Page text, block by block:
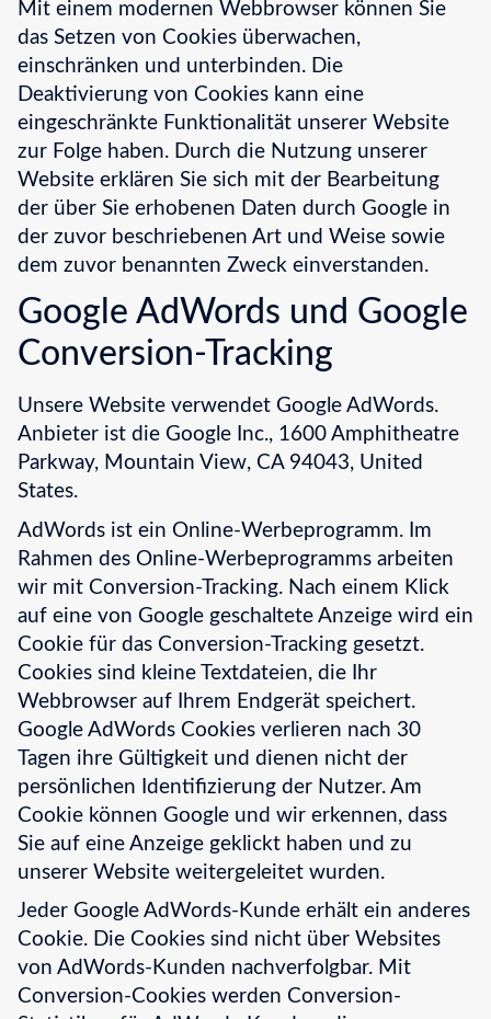
Mit einem modernen Webbrowser können Sie
das Setzen von Cookies überwachen,
einschränken und unterbinden. Die
Deaktivierung von Cookies kann eine
eingeschränkte Funktionalität unserer Website
zur Folge haben. Durch die Nutzung unserer
Website erklären Sie sich mit der Bearbeitung
der über Sie erhobenen Daten durch Google in
der zuvor beschriebenen Art und Weise sowie
dem zuvor benannten Zweck einverstanden.
Google AdWords und Google
Conversion-Tracking
Unsere Website verwendet Google AdWords.
Anbieter ist die Google Inc., 1600 Amphitheatre
Parkway, Mountain View, CA 94043, United
States.
AdWords ist ein Online-Werbeprogramm. Im
Rahmen des Online-Werbeprogramms arbeiten
wir mit Conversion-Tracking. Nach einem Klick
auf eine von Google geschaltete Anzeige wird ein
Cookie für das Conversion-Tracking gesetzt.
Cookies sind kleine Textdateien, die Ihr
Webbrowser auf Ihrem Endgerät speichert.
Google AdWords Cookies verlieren nach 30
Tagen ihre Gültigkeit und dienen nicht der
persönlichen Identifizierung der Nutzer. Am
Cookie können Google und wir erkennen, dass
Sie auf eine Anzeige geklickt haben und zu
unserer Website weitergeleitet wurden.
Jeder Google AdWords-Kunde erhält ein anderes
Cookie. Die Cookies sind nicht über Websites
von AdWords-Kunden nachverfolgbar. Mit
Conversion-Cookies werden Conversion-